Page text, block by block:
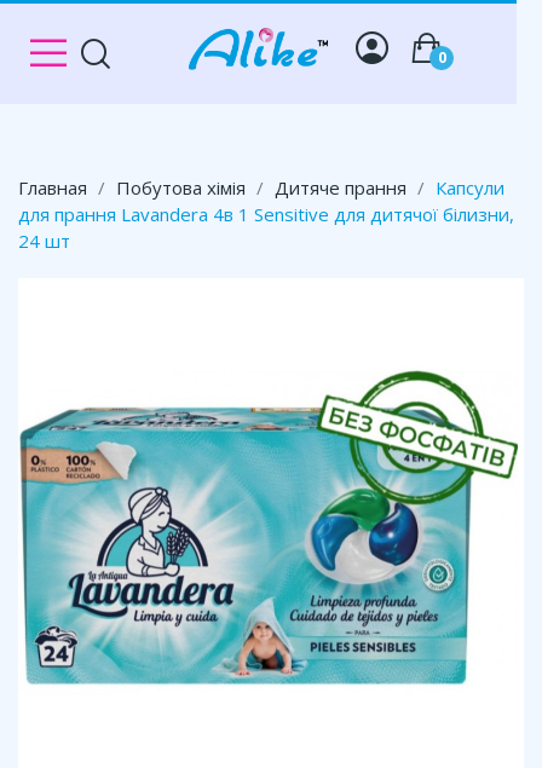
0
Главная Побутова хімія Дитяче прання
Капсули
для прання Lavandera 4в 1 Sensitive для дитячої білизни,
24 шт